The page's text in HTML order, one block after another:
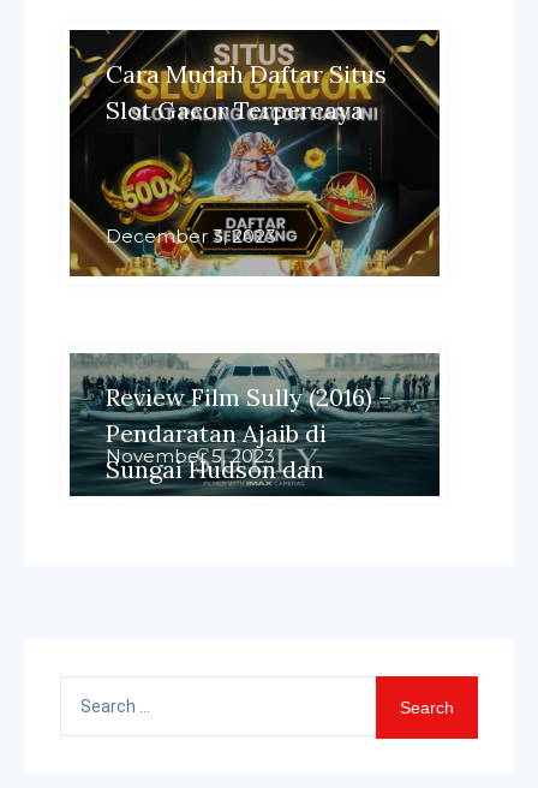
Cara Mudah Daftar Situs
Slot Gacor Terpercaya
December 3, 2023
Review Film Sully (2016) –
Pendaratan Ajaib di
Sungai Hudson dan
Kecerdasan Kapten Sully
November 5, 2023
for: